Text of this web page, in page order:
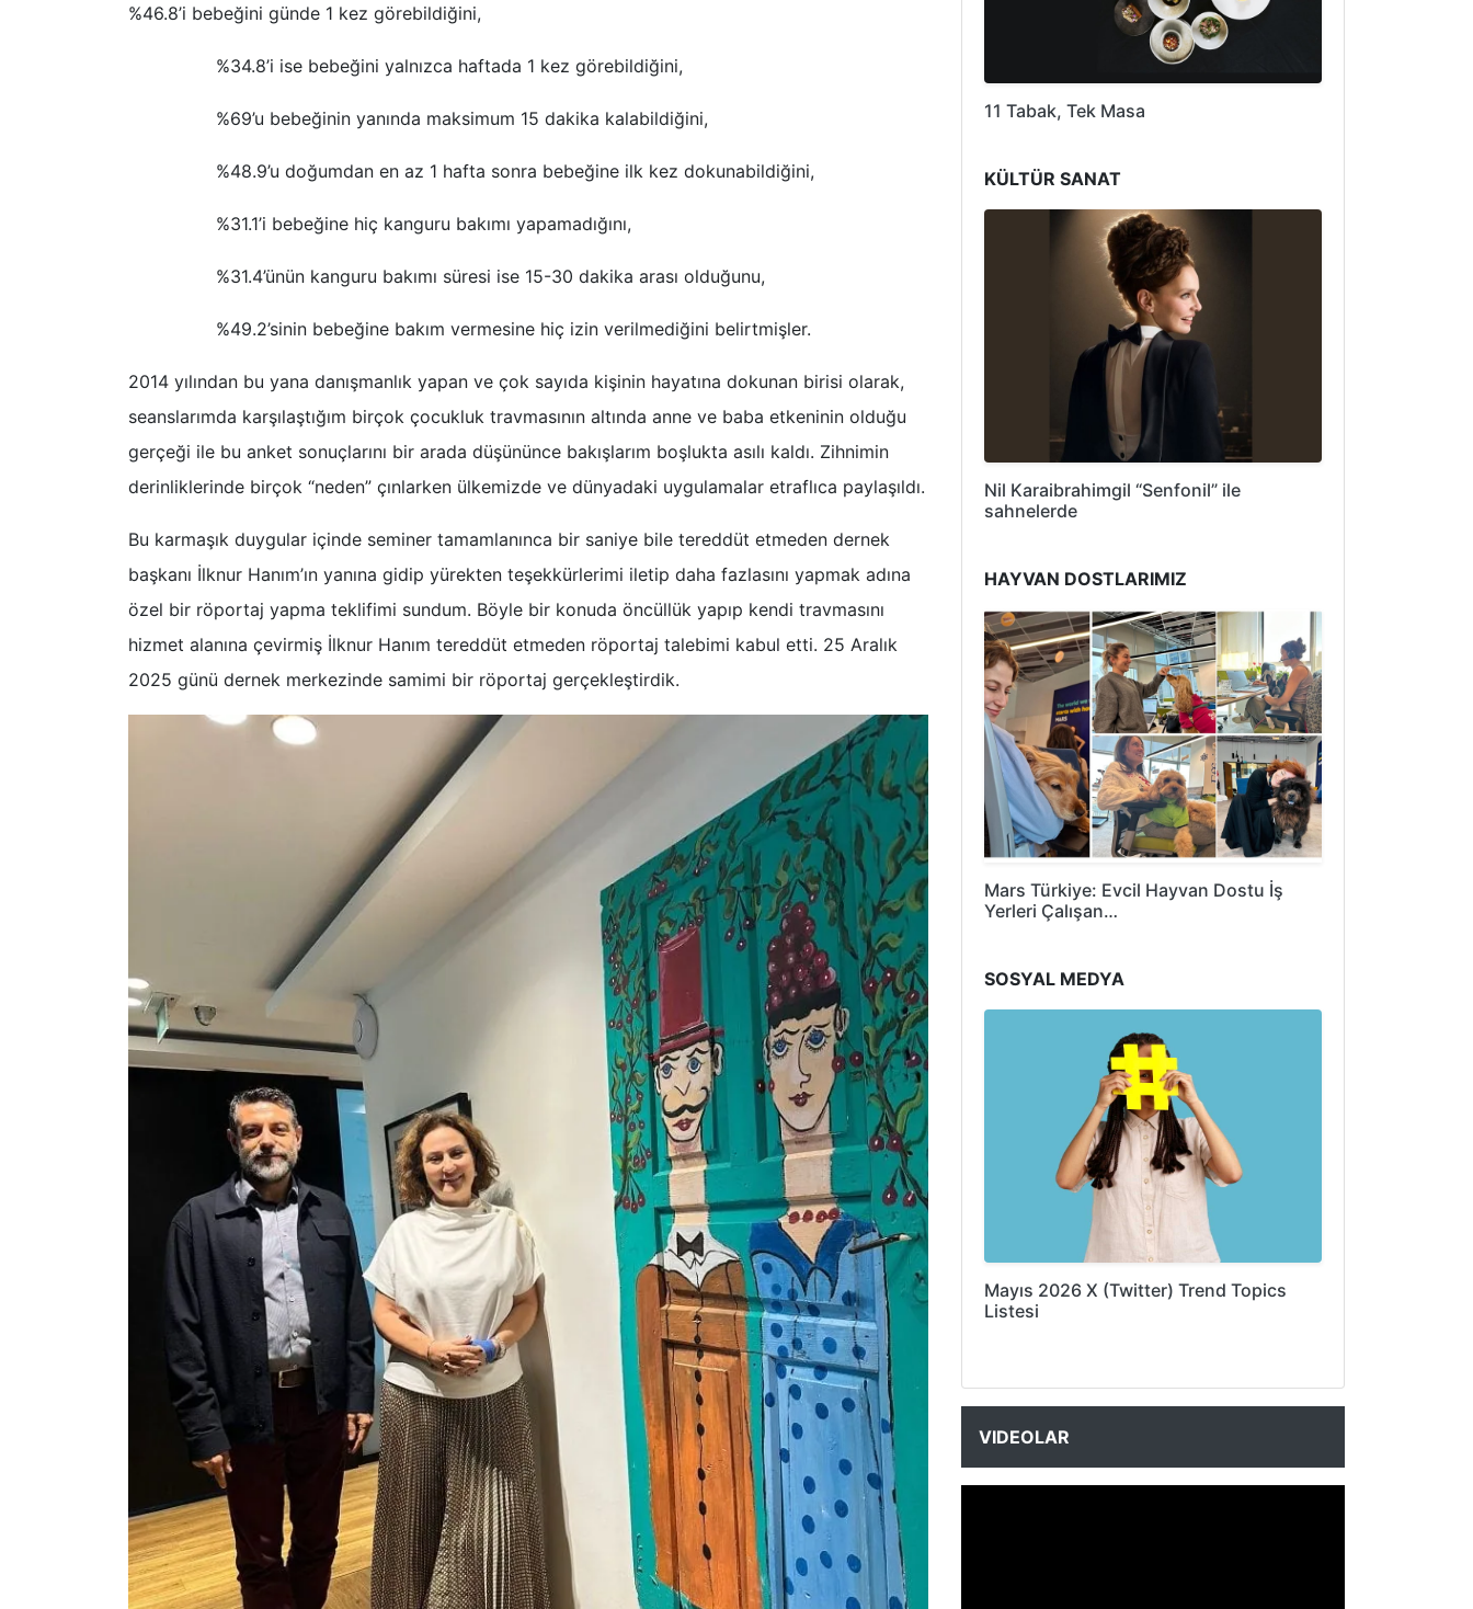
%46.8’i bebeğini günde 1 kez görebildiğini,
%34.8’i ise bebeğini yalnızca haftada 1 kez görebildiğini,
%69’u bebeğinin yanında maksimum 15 dakika kalabildiğini,
%48.9’u doğumdan en az 1 hafta sonra bebeğine ilk kez dokunabildiğini,
%31.1’i bebeğine hiç kanguru bakımı yapamadığını,
%31.4’ünün kanguru bakımı süresi ise 15-30 dakika arası olduğunu,
%49.2’sinin bebeğine bakım vermesine hiç izin verilmediğini belirtmişler.
2014 yılından bu yana danışmanlık yapan ve çok sayıda kişinin hayatına dokunan birisi olarak,
seanslarımda karşılaştığım birçok çocukluk travmasının altında anne ve baba etkeninin olduğu
gerçeği ile bu anket sonuçlarını bir arada düşününce bakışlarım boşlukta asılı kaldı. Zihnimin
derinliklerinde birçok “neden” çınlarken ülkemizde ve dünyadaki uygulamalar etraflıca paylaşıldı.
Bu karmaşık duygular içinde seminer tamamlanınca bir saniye bile tereddüt etmeden dernek
başkanı İlknur Hanım’ın yanına gidip yürekten teşekkürlerimi iletip daha fazlasını yapmak adına
özel bir röportaj yapma teklifimi sundum. Böyle bir konuda öncüllük yapıp kendi travmasını
hizmet alanına çevirmiş İlknur Hanım tereddüt etmeden röportaj talebimi kabul etti. 25 Aralık
2025 günü dernek merkezinde samimi bir röportaj gerçekleştirdik.
11 Tabak, Tek Masa
KÜLTÜR SANAT
Nil Karaibrahimgil “Senfonil” ile
sahnelerde
HAYVAN DOSTLARIMIZ
Mars Türkiye: Evcil Hayvan Dostu İş
Yerleri Çalışan…
SOSYAL MEDYA
Mayıs 2026 X (Twitter) Trend Topics
Listesi
VIDEOLAR